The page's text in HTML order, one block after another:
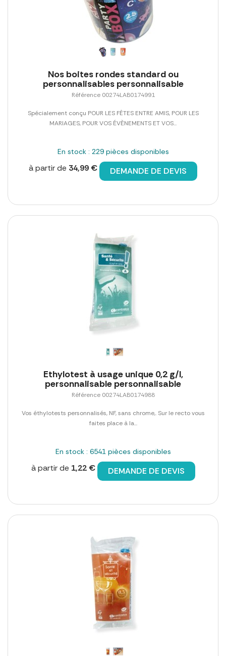
Nos boites rondes standard ou
personnalisables personnalisable
Référence 00274LAB0174991
Spécialement conçu POUR LES FÊTES ENTRE AMIS, POUR LES
MARIAGES, POUR VOS ÉVÈNEMENTS ET VOS...
En stock : 229 pièces disponibles
à partir de 34,99 € DEMANDE DE DEVIS
Ethylotest à usage unique 0,2 g/l,
personnalisable personnalisable
Référence 00274LAB0174988
Vos éthylotests personnalisés, NF, sans chrome,. Sur le recto vous
faites place à la...
En stock : 6541 pièces disponibles
à partir de 1,22 € DEMANDE DE DEVIS